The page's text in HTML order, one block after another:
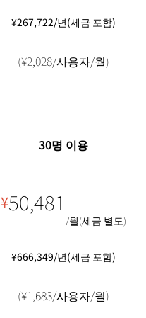
¥267,722/년(세금 포함)
(¥2,028/사용자/월)
30명 이용
¥50,481
/월(세금 별도)
¥666,349/년(세금 포함)
(¥1,683/사용자/월)